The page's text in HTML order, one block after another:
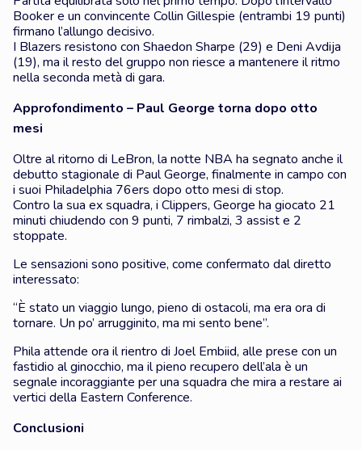
Booker e un convincente Collin Gillespie (entrambi 19 punti)
firmano l’allungo decisivo.
I Blazers resistono con Shaedon Sharpe (29) e Deni Avdija
(19), ma il resto del gruppo non riesce a mantenere il ritmo
nella seconda metà di gara.
Approfondimento – Paul George torna dopo otto
mesi
Oltre al ritorno di LeBron, la notte NBA ha segnato anche il
debutto stagionale di Paul George, finalmente in campo con
i suoi Philadelphia 76ers dopo otto mesi di stop.
Contro la sua ex squadra, i Clippers, George ha giocato 21
minuti chiudendo con 9 punti, 7 rimbalzi, 3 assist e 2
stoppate.
Le sensazioni sono positive, come confermato dal diretto
interessato:
“È stato un viaggio lungo, pieno di ostacoli, ma era ora di
tornare. Un po’ arrugginito, ma mi sento bene”.
Phila attende ora il rientro di Joel Embiid, alle prese con un
fastidio al ginocchio, ma il pieno recupero dell’ala è un
segnale incoraggiante per una squadra che mira a restare ai
vertici della Eastern Conference.
Conclusioni